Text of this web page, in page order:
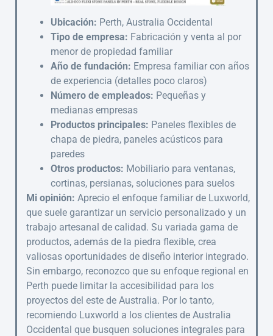
Ubicación: Perth, Australia Occidental
Tipo de empresa: Fabricación y venta al por
menor de propiedad familiar
Año de fundación: Empresa familiar con años
de experiencia (detalles poco claros)
Número de empleados: Pequeñas y
medianas empresas
Productos principales: Paneles flexibles de
chapa de piedra, paneles acústicos para
paredes
Otros productos: Mobiliario para ventanas,
cortinas, persianas, soluciones para suelos
Mi opinión: Aprecio el enfoque familiar de Luxworld,
que suele garantizar un servicio personalizado y un
trabajo artesanal de calidad. Su variada gama de
productos, además de la piedra flexible, crea
valiosas oportunidades de diseño interior integrado.
Sin embargo, reconozco que su enfoque regional en
Perth puede limitar la accesibilidad para los
proyectos del este de Australia. Por lo tanto,
recomiendo Luxworld a los clientes de Australia
Occidental que busquen soluciones integrales para